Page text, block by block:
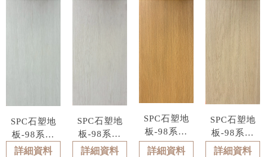
SPC石塑地
板-98系列
型號 : 9804
詳細資料
SPC石塑地
板-98系列
型號 : 9803
詳細資料
SPC石塑地
板-98系列
型號 : 9802
詳細資料
SPC石塑地
板-98系列
型號 : 9801
詳細資料